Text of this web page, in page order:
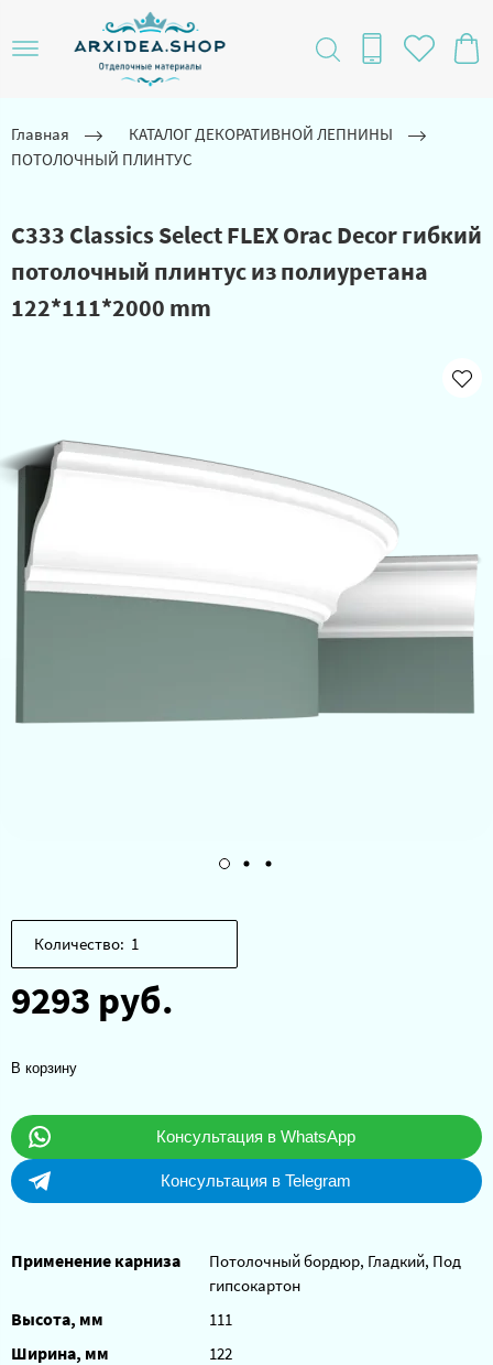
Главная
КАТАЛОГ ДЕКОРАТИВНОЙ ЛЕПНИНЫ
ПОТОЛОЧНЫЙ ПЛИНТУС
C333 Classics Select FLEX Orac Decor гибкий
потолочный плинтус из полиуретана
122*111*2000 mm
Количество:
9293 руб.
В корзину
Консультация в WhatsApp
Консультация в Telegram
Применение карниза
Потолочный бордюр, Гладкий, Под
гипсокартон
Высота, мм 111
Ширина, мм 122